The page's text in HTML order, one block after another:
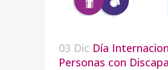
03 Dic Día
Personas con